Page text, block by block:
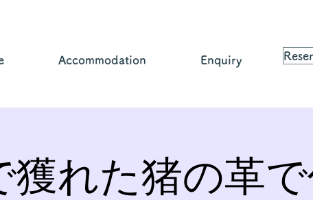
Accommodation Enquiry
獲れた猪の革で